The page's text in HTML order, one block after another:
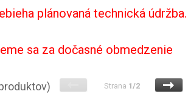
plánovaná technická údržba.
sa za dočasné obmedzenie
Strana 1/2